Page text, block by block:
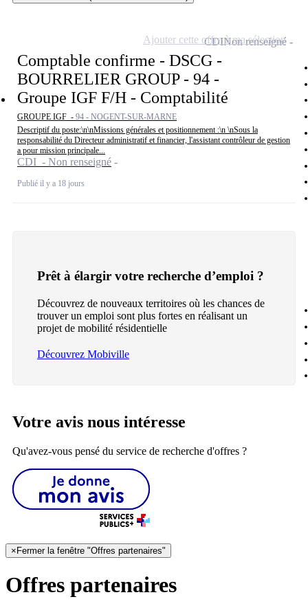
Comptable confirme - DSCG -
BOURRELIER GROUP - 94 -
Groupe IGF F/H - Comptabilité
GROUPE IGF - 94 - NOGENT-SUR-MARNE
Descriptif du poste:\n\nMissions générales et positionnement :\n \nSous la
responsabilité du Directeur administratif et financier, l'assistant contrôleur de gestion
a pour mission principale...
CDI - Non renseigné
Publié il y a 18 jours
CDINon renseigné
Ajouter cette offre à ma sélection
Prêt à élargir votre recherche d’emploi ?
Découvrez de nouveaux territoires où les chances de
trouver un emploi sont plus fortes en réalisant un
projet de mobilité résidentielle
Découvrez Mobiville
Votre avis nous intéresse
Qu'avez-vous pensé du service de recherche d'offres ?
×Fermer la fenêtre "Offres partenaires"
Offres partenaires